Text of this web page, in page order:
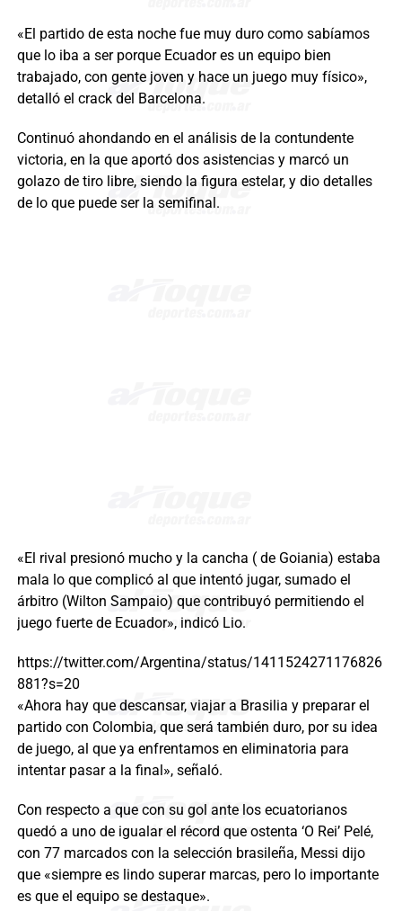
«El partido de esta noche fue muy duro como sabíamos
que lo iba a ser porque Ecuador es un equipo bien
trabajado, con gente joven y hace un juego muy físico»,
detalló el crack del Barcelona.
Continuó ahondando en el análisis de la contundente
victoria, en la que aportó dos asistencias y marcó un
golazo de tiro libre, siendo la figura estelar, y dio detalles
de lo que puede ser la semifinal.
«El rival presionó mucho y la cancha ( de Goiania) estaba
mala lo que complicó al que intentó jugar, sumado el
árbitro (Wilton Sampaio) que contribuyó permitiendo el
juego fuerte de Ecuador», indicó Lio.
https://twitter.com/Argentina/status/1411524271176826
881?s=20
«Ahora hay que descansar, viajar a Brasilia y preparar el
partido con Colombia, que será también duro, por su idea
de juego, al que ya enfrentamos en eliminatoria para
intentar pasar a la final», señaló.
Con respecto a que con su gol ante los ecuatorianos
quedó a uno de igualar el récord que ostenta ‘O Rei’ Pelé,
con 77 marcados con la selección brasileña, Messi dijo
que «siempre es lindo superar marcas, pero lo importante
es que el equipo se destaque».